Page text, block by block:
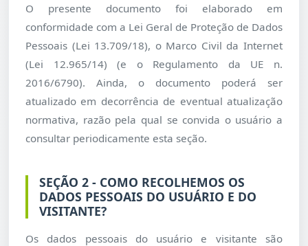
O presente documento foi elaborado em
conformidade com a Lei Geral de Proteção de Dados
Pessoais (Lei 13.709/18), o Marco Civil da Internet
(Lei 12.965/14) (e o Regulamento da UE n.
2016/6790). Ainda, o documento poderá ser
atualizado em decorrência de eventual atualização
normativa, razão pela qual se convida o usuário a
consultar periodicamente esta seção.
SEÇÃO 2 - COMO RECOLHEMOS OS
DADOS PESSOAIS DO USUÁRIO E DO
VISITANTE?
Os dados pessoais do usuário e visitante são